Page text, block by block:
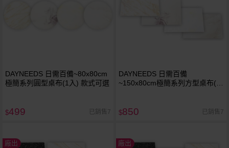
DAYNEEDS 日需百備~80x80cm
極簡系列圓型桌布(1入) 款式可選
$499 已銷售7
DAYNEEDS 日需百備
~150x80cm極簡系列方型桌布(1
$850 已銷售7
廠出 廠出